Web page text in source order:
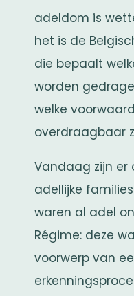
adeldom is
het is de
die bepaalt
worden
welke
overdraagbaar
Vandaag zijn er
adellijke
waren al adel
Régime: deze
voorwerp van